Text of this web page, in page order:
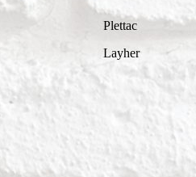
Plettac
Layher